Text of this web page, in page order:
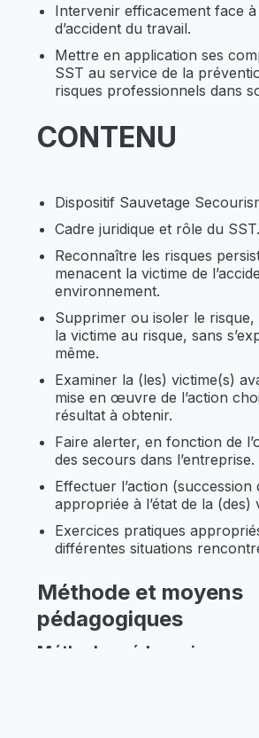
Intervenir efficacement face
d’accident du travail.
Mettre en application ses
SST au service de la
risques professionnels dans
CONTENU
Dispositif Sauvetage
Cadre juridique et rôle du SST.
Reconnaître les risques
menacent la victime de
environnement.
Supprimer ou isoler le
la victime au risque, sans
même.
Examiner la (les) victime(s)
mise en œuvre de l’action
résultat à obtenir.
Faire alerter, en fonction de
des secours dans l’entreprise.
Effectuer l’action (succession
appropriée à l’état de la (des)
Exercices pratiques
différentes situations
Méthode et moyens
pédagogiques
Méthodes pédagogiques :